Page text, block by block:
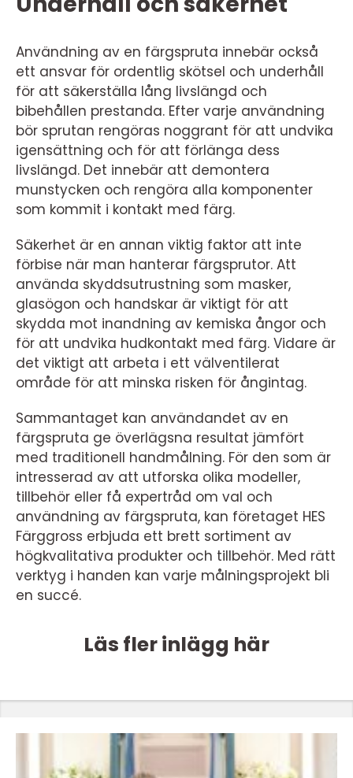
Användning av en färgspruta innebär också
ett ansvar för ordentlig skötsel och underhåll
för att säkerställa lång livslängd och
bibehållen prestanda. Efter varje användning
bör sprutan rengöras noggrant för att undvika
igensättning och för att förlänga dess
livslängd. Det innebär att demontera
munstycken och rengöra alla komponenter
som kommit i kontakt med färg.
Säkerhet är en annan viktig faktor att inte
förbise när man hanterar färgsprutor. Att
använda skyddsutrustning som masker,
glasögon och handskar är viktigt för att
skydda mot inandning av kemiska ångor och
för att undvika hudkontakt med färg. Vidare är
det viktigt att arbeta i ett välventilerat
område för att minska risken för ångintag.
Sammantaget kan användandet av en
färgspruta ge överlägsna resultat jämfört
med traditionell handmålning. För den som är
intresserad av att utforska olika modeller,
tillbehör eller få expertråd om val och
användning av färgspruta, kan företaget HES
Färggross erbjuda ett brett sortiment av
högkvalitativa produkter och tillbehör. Med rätt
verktyg i handen kan varje målningsprojekt bli
en succé.
Läs fler inlägg här